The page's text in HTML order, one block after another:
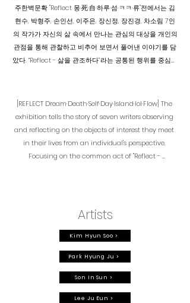
주한벽문확 "Reflect 몽·死·自·하루·섬·ㅋㅋ·류"전에서는 김
현수, 박형주, 손인선, 이주은, 장신정, 장진경, 차소림 7인
의 작가가 자신의 삶 속에서 만나는 관심의 대상을 개인의
관점을 통해 관찰하고 비추어 보면서 풀어낸 이야기를 담
았다. “Reflect - 삶을 관조하다”라는 공통된 행위를 중심으
살피며, 自: 스스로 관계하여 구축되어지고, 하루 속 ‘지금,
여기’에 집중하며, 섬을 마주하고, ㅋㅋ: 놀이와 해학을 담
아내고, 류: 단절이 아닌 연결되어 흐르는 풍경을 그린다.
예술행위 과정에서 힘의 논리에 의해 이행되어지는 억압
과 규제가 개인과 관계 되어지는 지점을 관조한다. 사회화
위해 작가 개인의 관점으로 세상을 관찰하고 비추어 본다.
전 작가 7인은 각자의 대상을 나름의 방식으로 해체시
키고 자신의 언어로 풀어 어느 누구도 침범하지 않는 작가
의 방에서 자신만의 독특한 세계를 펼친다. 일상의 관계 맺
음으로 일어나는 충돌들을 예술이라는 감각적 행위로 승
화시키는 과정에서 버려두었던 ‘나’를 찾고 미시적이며 동
시에 거시적인 시각과 사고를 넘나들며 ‘나’로서 살아가는
[REFLECT Dream​​·Death·Self·Day·Island·lol·Flow] The
exhibition tells the story of seven writers observing
and reflecting on the objects of interest they meet
in their lives from an individual's perspective.
Focusing on the common act of "Reflect -
Death: Examining the nature of life through death
Self: Built in self-relationship,
Day:focusing on 'now, here' in the day
lol: Containing play and humor
Flow: Draws a connected landscape which is not
Artists
Kim Hyun Soo >
Park Hyung Ju >
Son In Sun >
Lee Ju Eun >